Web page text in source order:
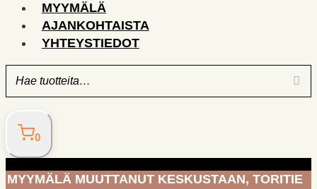
MYYMÄLÄ
AJANKOHTAISTA
YHTEYSTIEDOT
0
MYYMÄLÄ MUUTTANUT KESKUSTAAN, TORITIE